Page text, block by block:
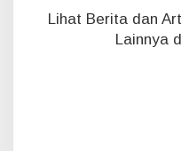
Lihat Berita dan
Lainnya